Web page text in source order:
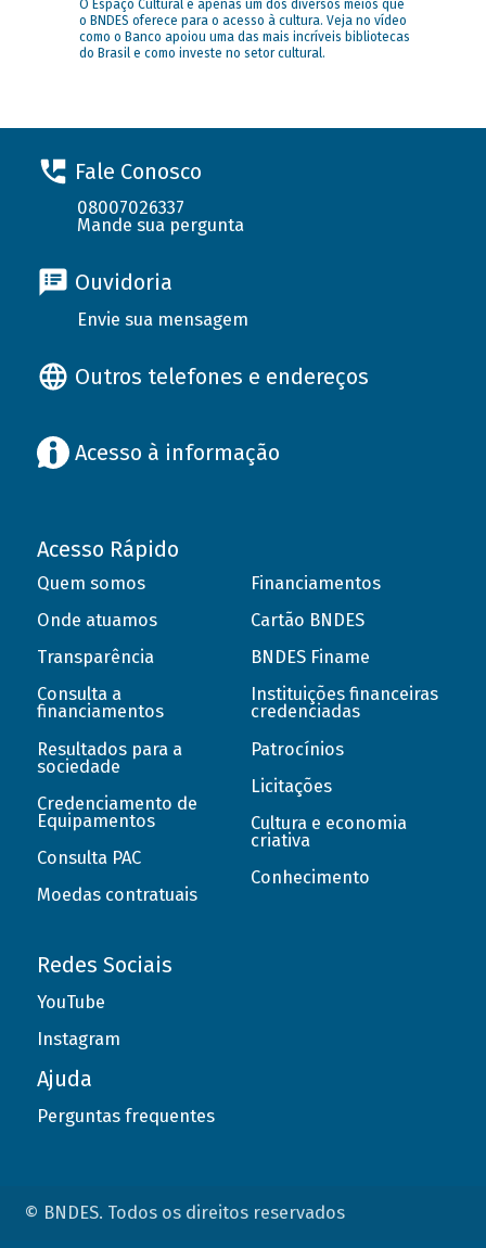
O Espaço Cultural é apenas um dos diversos meios que
o BNDES oferece para o acesso à cultura. Veja no vídeo
como o Banco apoiou uma das mais incríveis bibliotecas
do Brasil e como investe no setor cultural.
Fale Conosco
08007026337
Mande sua pergunta
Ouvidoria
Envie sua mensagem
Outros telefones e endereços
Acesso à informação
Acesso Rápido
Quem somos
Onde atuamos
Transparência
Consulta a
financiamentos
Resultados para a
sociedade
Credenciamento de
Equipamentos
Consulta PAC
Moedas contratuais
Financiamentos
Cartão BNDES
BNDES Finame
Instituições financeiras
credenciadas
Patrocínios
Licitações
Cultura e economia
criativa
Conhecimento
Redes Sociais
YouTube
Instagram
Ajuda
Perguntas frequentes
© BNDES. Todos os direitos reservados